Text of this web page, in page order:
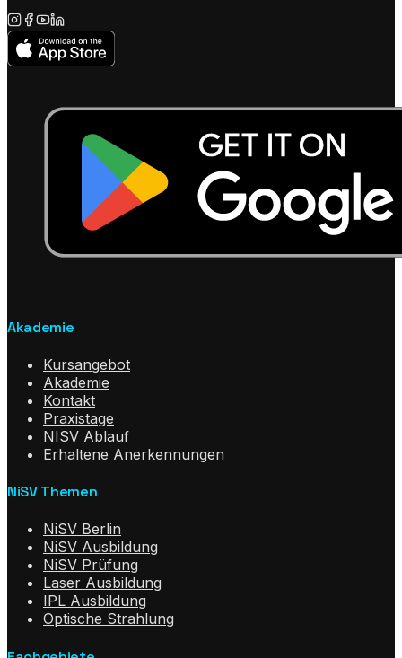
Akademie
Kursangebot
Akademie
Kontakt
Praxistage
NISV Ablauf
Erhaltene Anerkennungen
NiSV Themen
NiSV Berlin
NiSV Ausbildung
NiSV Prüfung
Laser Ausbildung
IPL Ausbildung
Optische Strahlung